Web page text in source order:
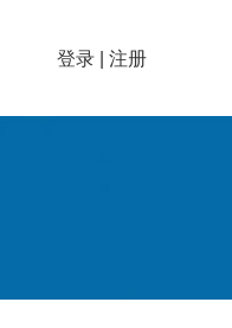
登录 注册